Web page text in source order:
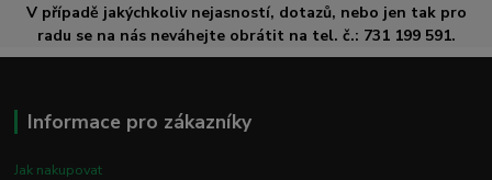
V případě jakýchkoliv nejasností, dotazů, nebo jen tak pro
radu se na nás neváhejte obrátit na tel. č.: 731 199 591.
Informace pro zákazníky
Jak nakupovat